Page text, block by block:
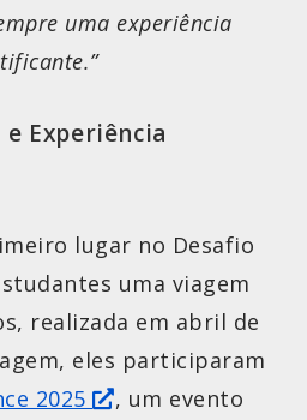
uma experiência
Experiência
lugar no Desafio
uma viagem
realizada em abril de
eles participaram
2025
, um evento